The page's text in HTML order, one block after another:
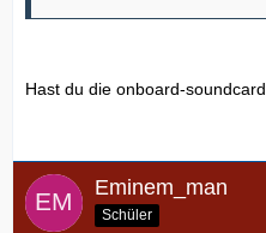
Hast du die onboard-
Eminem_man
Schüler